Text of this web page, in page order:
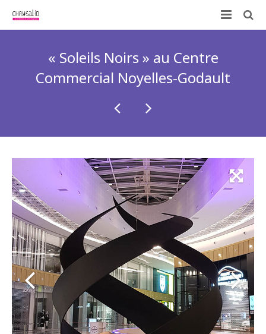
Nos prestations
« Soleils Noirs » au Centre
Commercial Noyelles-Godault